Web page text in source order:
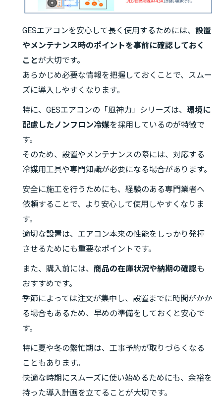
GESエアコンを安心して長く使用するためには、 設置
やメンテナンス時のポイントを事前に確認しておく
ことが大切です。
あらかじめ必要な情報を把握しておくことで、スムー
ズに導入しやすくなります。
特に、GESエアコンの「風神力」シリーズは、 環境に
配慮したノンフロン冷媒を採用しているのが特徴で
す。
そのため、設置やメンテナンスの際には、対応する
冷媒用工具や専門知識が必要になる場合があります。
安全に施工を行うためにも、経験のある専門業者へ
依頼することで、より安心して使用しやすくなりま
す。
適切な設置は、エアコン本来の性能をしっかり発揮
させるためにも重要なポイントです。
また、購入前には、 商品の在庫状況や納期の確認も
おすすめです。
季節によっては注文が集中し、設置までに時間がかか
る場合もあるため、早めの準備をしておくと安心で
す。
特に夏や冬の繁忙期は、工事予約が取りづらくなる
こともあります。
快適な時期にスムーズに使い始めるためにも、余裕を
持った導入計画を立てることが大切です。